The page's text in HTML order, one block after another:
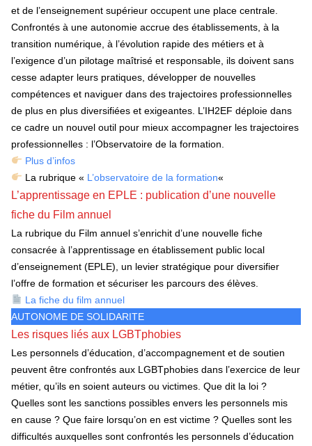
et de l’enseignement supérieur occupent une place centrale.
Confrontés à une autonomie accrue des établissements, à la
transition numérique, à l’évolution rapide des métiers et à
l’exigence d’un pilotage maîtrisé et responsable, ils doivent sans
cesse adapter leurs pratiques, développer de nouvelles
compétences et naviguer dans des trajectoires professionnelles
de plus en plus diversifiées et exigeantes. L’IH2EF déploie dans
ce cadre un nouvel outil pour mieux accompagner les trajectoires
professionnelles : l’Observatoire de la formation.
Plus d’infos
La rubrique « L’observatoire de la formation«
L’apprentissage en EPLE : publication d’une nouvelle
fiche du Film annuel
La rubrique du Film annuel s’enrichit d’une nouvelle fiche
consacrée à l’apprentissage en établissement public local
d’enseignement (EPLE), un levier stratégique pour diversifier
l’offre de formation et sécuriser les parcours des élèves.
La fiche du film annuel
AUTONOME DE SOLIDARITE
Les risques liés aux LGBTphobies
Les personnels d’éducation, d’accompagnement et de soutien
peuvent être confrontés aux LGBTphobies dans l’exercice de leur
métier, qu’ils en soient auteurs ou victimes. Que dit la loi ?
Quelles sont les sanctions possibles envers les personnels mis
en cause ? Que faire lorsqu’on en est victime ? Quelles sont les
difficultés auxquelles sont confrontés les personnels d’éducation